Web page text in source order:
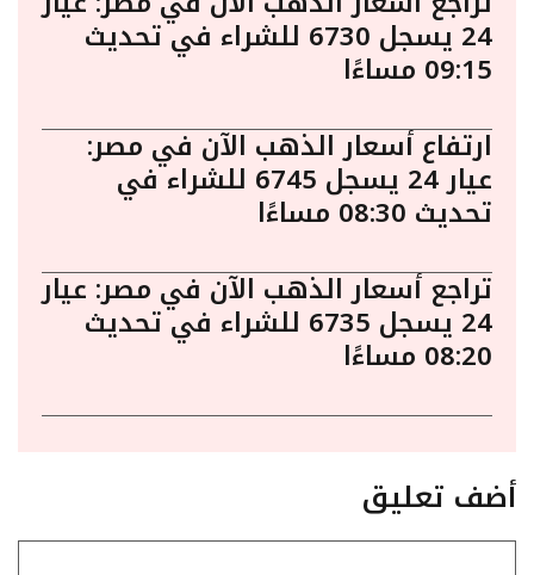
24 يسجل 6730 للشراء في تحديث
09:15 مساءًا
ارتفاع أسعار الذهب الآن في مصر:
عيار 24 يسجل 6745 للشراء في
تحديث 08:30 مساءًا
تراجع أسعار الذهب الآن في مصر: عيار
24 يسجل 6735 للشراء في تحديث
08:20 مساءًا
أضف تعليق